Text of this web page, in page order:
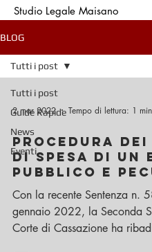
Studio Legale Maisano
BLOG
Tutti i post
Guide Rapide
News
Eventi
Tutti i post
2 mar 2022 Tempo di lettura: 1 min
PROCEDURA
DI SPESA DI UN
PUBBLICO E
Con la recente Sentenza n.
gennaio 2022, la Seconda
Corte di Cassazione ha